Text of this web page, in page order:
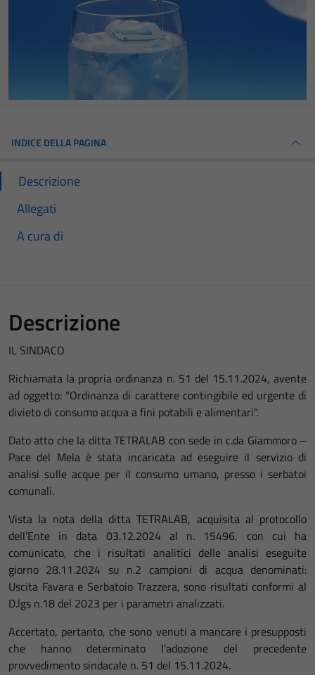
INDICE DELLA PAGINA
Descrizione
Allegati
A cura di
Descrizione
IL SINDACO
Richiamata la propria ordinanza n. 51 del 15.11.2024, avente
ad oggetto: "Ordinanza di carattere contingibile ed urgente di
divieto di consumo acqua a fini potabili e alimentari".
Dato atto che la ditta TETRALAB con sede in c.da Giammoro –
Pace del Mela è stata incaricata ad eseguire il servizio di
analisi sulle acque per il consumo umano, presso i serbatoi
comunali.
Vista la nota della ditta TETRALAB, acquisita al protocollo
dell’Ente in data 03.12.2024 al n. 15496, con cui ha
comunicato, che i risultati analitici delle analisi eseguite
giorno 28.11.2024 su n.2 campioni di acqua denominati:
Uscita Favara e Serbatoio Trazzera, sono risultati conformi al
D.lgs n.18 del 2023 per i parametri analizzati.
Accertato, pertanto, che sono venuti a mancare i presupposti
che hanno determinato l’adozione del precedente
provvedimento sindacale n. 51 del 15.11.2024.